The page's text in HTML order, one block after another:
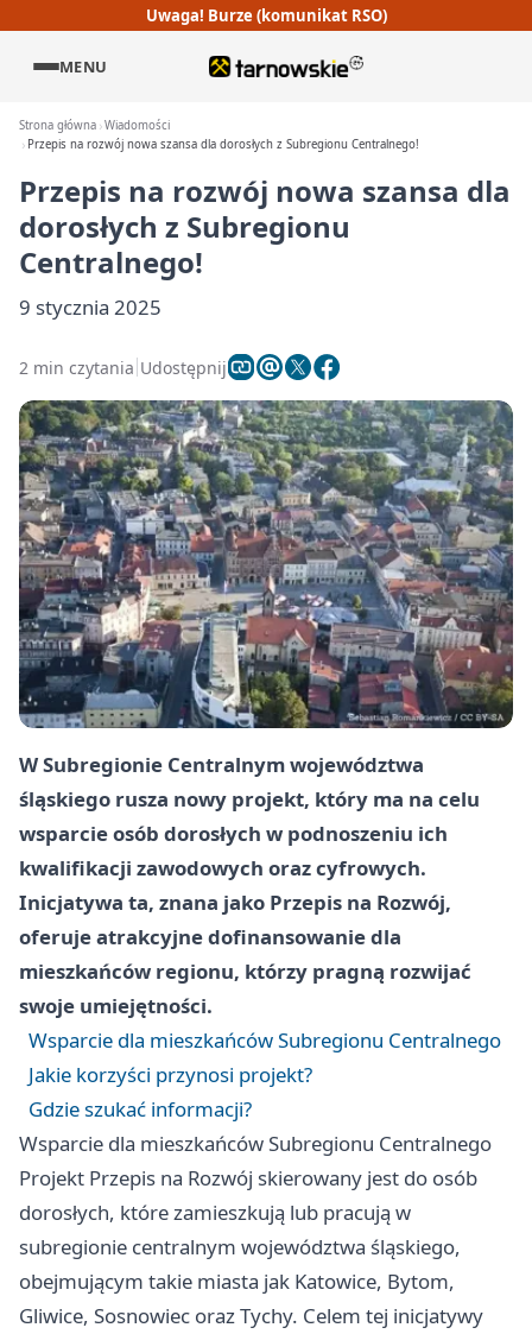
Uwaga! Burze (komunikat RSO)
MENU
Strona główna Wiadomości
Przepis na rozwój nowa szansa dla dorosłych z Subregionu Centralnego!
Przepis na rozwój nowa szansa dla
dorosłych z Subregionu
Centralnego!
9 stycznia 2025
2 min czytania Udostępnij
W Subregionie Centralnym województwa
śląskiego rusza nowy projekt, który ma na celu
wsparcie osób dorosłych w podnoszeniu ich
kwalifikacji zawodowych oraz cyfrowych.
Inicjatywa ta, znana jako Przepis na Rozwój,
oferuje atrakcyjne dofinansowanie dla
mieszkańców regionu, którzy pragną rozwijać
swoje umiejętności.
Wsparcie dla mieszkańców Subregionu Centralnego
Jakie korzyści przynosi projekt?
Gdzie szukać informacji?
Wsparcie dla mieszkańców Subregionu Centralnego
Projekt Przepis na Rozwój skierowany jest do osób
dorosłych, które zamieszkują lub pracują w
subregionie centralnym województwa śląskiego,
obejmującym takie miasta jak Katowice, Bytom,
Gliwice, Sosnowiec oraz Tychy. Celem tej inicjatywy